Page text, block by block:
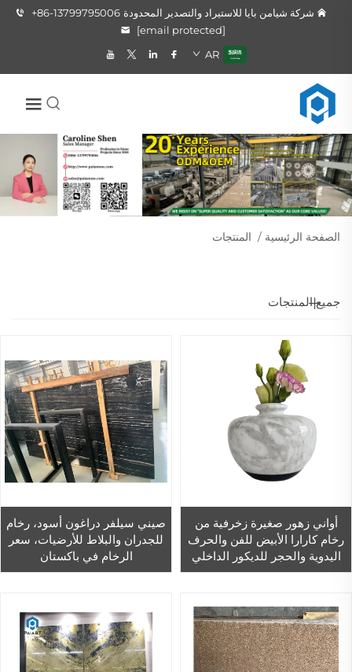
شركة شيامن بايا للاستيراد والتصدير المحدودة +86-13799795006
[email protected]
AR
الصفحة الرئيسية / المنتجات
جميع المنتجات
أواني زهور صغيرة زخرفية من
رخام كارارا الأبيض للفن والحرف
اليدوية والحجر للديكور الداخلي
العصري للمنزل
صيني سيلفر دراغون أسود، رخام
للجدران والبلاط للأرضيات، سعر
الرخام في باكستان